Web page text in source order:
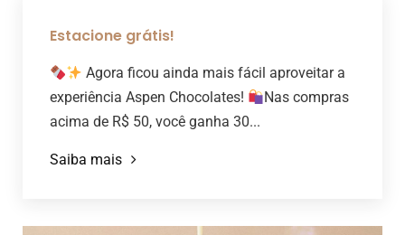
Estacione grátis!
Agora ficou ainda mais fácil aproveitar a
experiência Aspen Chocolates!
Nas compras
acima de R$ 50, você ganha 30...
Saiba mais